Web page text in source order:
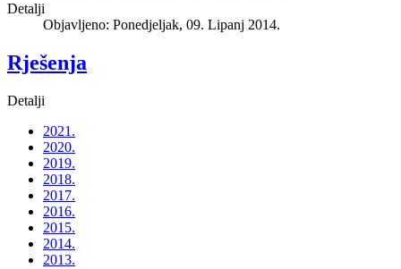
Detalji
Objavljeno: Ponedjeljak, 09. Lipanj 2014.
Rješenja
Detalji
2021.
2020.
2019.
2018.
2017.
2016.
2015.
2014.
2013.